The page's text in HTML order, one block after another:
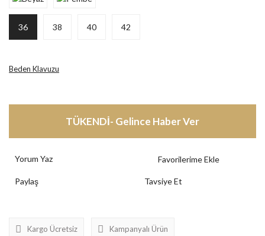
36 38 40 42
Beden Klavuzu
TÜKENDİ- Gelince Haber Ver
Yorum Yaz
Paylaş Tavsiye Et
Kargo Ücretsiz Kampanyalı Ürün